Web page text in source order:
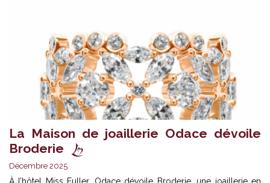
La Maison de joaillerie Odace dévoile
Broderie
Décembre 2025